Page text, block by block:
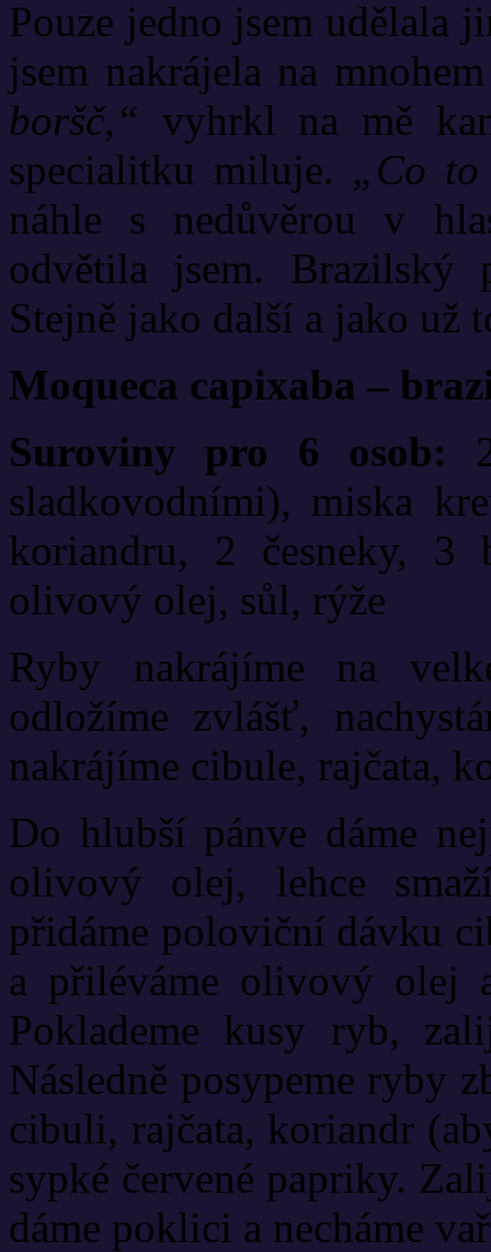
Pouze jedno jsem udělala
jsem nakrájela na
boršč,“ vyhrkl na mě
specialitku miluje. „Co
náhle s nedůvěrou v
odvětila jsem. Brazilský
Stejně jako další a jako
Moqueca capixaba –
Suroviny pro 6 osob:
sladkovodními), miska
koriandru, 2 česneky, 3
olivový olej, sůl, rýže
Ryby nakrájíme na
odložíme zvlášť,
nakrájíme cibule, rajčata,
Do hlubší pánve dáme
olivový olej, lehce
přidáme poloviční dávku
a přiléváme olivový olej
Poklademe kusy ryb,
Následně posypeme ryby
cibuli, rajčata, koriandr
sypké červené papriky.
dáme poklici a necháme